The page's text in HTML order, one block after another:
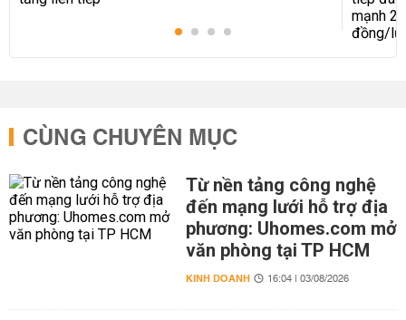
CÙNG CHUYÊN MỤC
Từ nền tảng công nghệ
đến mạng lưới hỗ trợ địa
phương: Uhomes.com mở
văn phòng tại TP HCM
KINH DOANH 16:04 | 03/08/2026